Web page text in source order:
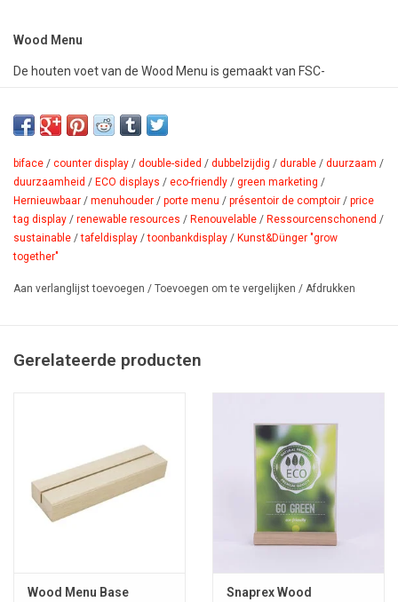
Wood Menu
De houten voet van de Wood Menu is gemaakt van FSC-
Samen met de dubbelzijdige acryl posterhouder is het de ideale
tafel- en toonbankdisplay, natuurlijke en duurzame informatie-,
menu- en prijskaartjeshouder in hotels, restaurants en winkels.
Productblad
biface / counter display / double-sided / dubbelzijdig / durable / duurzaam /
duurzaamheid / ECO displays / eco-friendly / green marketing /
Hernieuwbaar / menuhouder / porte menu / présentoir de comptoir / price
tag display / renewable resources / Renouvelable / Ressour­censchonend /
sustainable /tafeldisplay /toonbankdisplay / Kunst&Dünger "grow
together"
Aan verlanglijst toevoegen / Toevoegen om te vergelijken / Afdrukken
Gerelateerde producten
Wood Menu Base
Snaprex Wood